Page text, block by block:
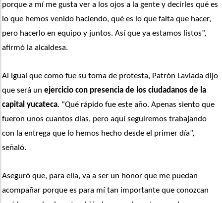
porque a mí me gusta ver a los ojos a la gente y decirles qué es
lo que hemos venido haciendo, qué es lo que falta que hacer,
pero hacerlo en equipo y juntos. Así que ya estamos listos”,
afirmó la alcaldesa.
Al igual que como fue su toma de protesta, Patrón Laviada dijo
que será un ejercicio con presencia de los ciudadanos de la
capital yucateca. “Qué rápido fue este año. Apenas siento que
fueron unos cuantos días, pero aquí seguiremos trabajando
con la entrega que lo hemos hecho desde el primer día”,
señaló.
Aseguró que, para ella, va a ser un honor que me puedan
acompañar porque es para mí tan importante que conozcan